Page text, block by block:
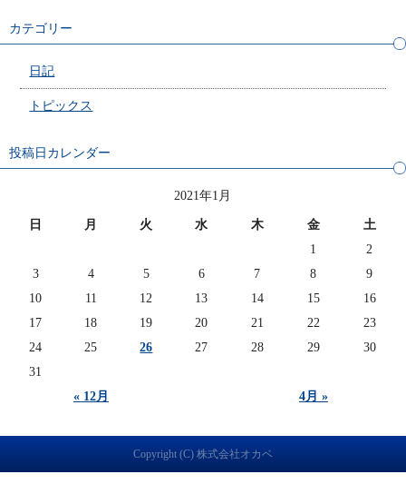
カテゴリー
日記
トピックス
投稿日カレンダー
2021年1月
日 月 火 水 木 金 土
« 12月 4月 »
1
2
3
4 5 6 7 8
9
10
11 12 13 14 15
16
17
18 19 20 21 22
23
24
25 26 27 28 29
30
31
Copyright (C) 株式会社オカベ